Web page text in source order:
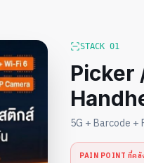
STACK 01
Picker
5G + Barcode +
PAIN POINT ที่คลั